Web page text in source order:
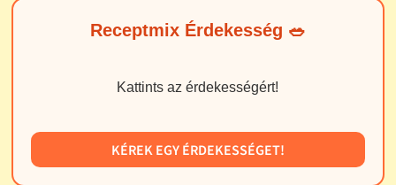
Receptmix Érdekesség 🥗
Kattints az érdekességért!
KÉREK EGY ÉRDEKESSÉGET!